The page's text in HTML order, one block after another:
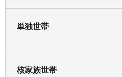
単独世帯
核家族世帯